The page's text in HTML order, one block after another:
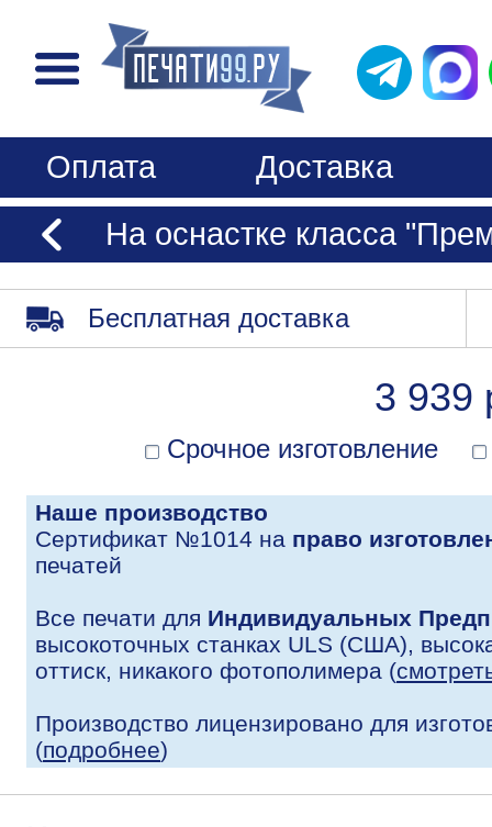
Оплата
Доставка
На оснастке класса
Бесплатная доставка
3 939
Срочное изготовление
Наше производство
Сертификат №1014 на право
печатей
Все печати для Индивидуальных
высокоточных станках ULS (США),
оттиск, никакого фотополимера (
Производство лицензировано для
(подробнее)